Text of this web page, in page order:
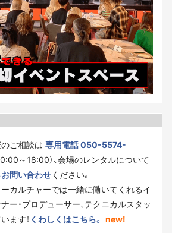
ご相談は 専用電話 050-5574-
～18:00）、会場のレンタルについて
問い合わせください。
カルチャーでは一緒に働いてくれるイ
ー・プロデューサー、テクニカルスタッ
ます！ くわしくはこちら。 new!